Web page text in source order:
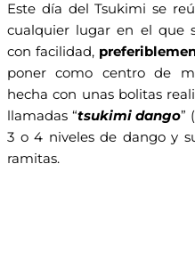
Este día del Tsukimi se
cualquier lugar en el que
con facilidad,
poner como centro de
hecha con unas bolitas
llamadas “tsukimi dango”
3 o 4 niveles de dango y
ramitas.